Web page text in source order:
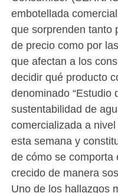
embotellada
que sorprenden tanto
de precio como por
que afectan a los
decidir qué producto
denominado “Estudio
sustentabilidad de
comercializada a
esta semana y
de cómo se comporta
crecido de manera
Uno de los hallazgos